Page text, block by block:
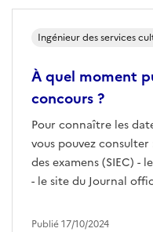
À quel moment
concours ?
Pour connaître les
vous pouvez consulter
des examens (SIEC) -
- le site du Journal
Ingénieur des services
Publié 17/10/2024